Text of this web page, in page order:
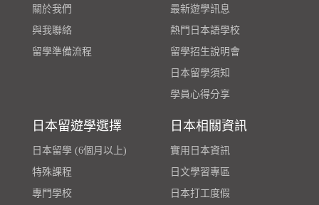
關於我們
與我聯絡
留學準備流程
最新遊學訊息
熱門日本語學校
留學招生說明會
日本留學須知
學員心得分享
日本留遊學選擇
日本留學 (6個月以上)
特殊課程
專門學校
日本相關資訊
實用日本資訊
日文學習專區
日本打工度假